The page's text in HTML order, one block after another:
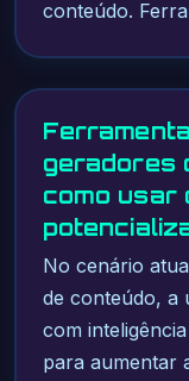
conteúdo.
geradores
como usar
No cenário
de conteúdo, a
com
para aumentar